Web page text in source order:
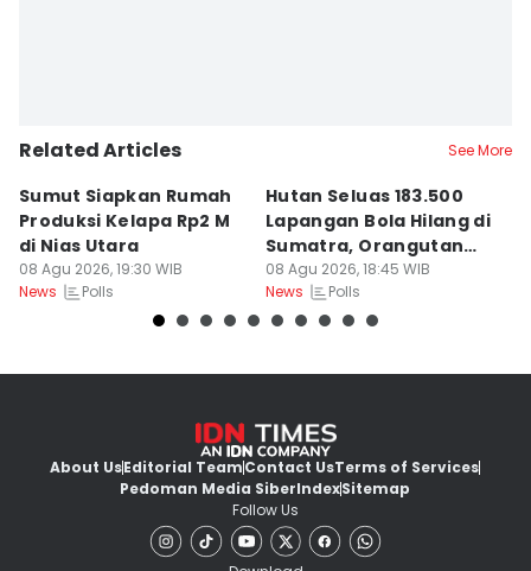
Related Articles See More
Sumut Siapkan Rumah
Produksi Kelapa Rp2 M
di Nias Utara
08 Agu 2026, 19:30 WIB
News
Polls
Hutan Seluas 183.500
Lapangan Bola Hilang di
Sumatra, Orangutan
Tertekan
08 Agu 2026, 18:45 WIB
News
Polls
About UsEditorial TeamContact UsTerms of Services
Pedoman Media SiberIndexSitemap
Follow Us